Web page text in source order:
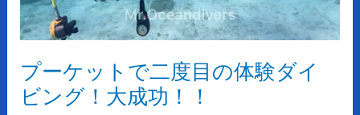
プーケットで二度目の体験ダイ
ビング！大成功！！
体
験
イ
ビ
ン